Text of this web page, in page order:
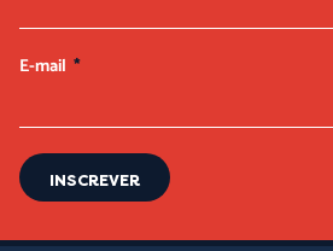
E-mail
INSCREVER